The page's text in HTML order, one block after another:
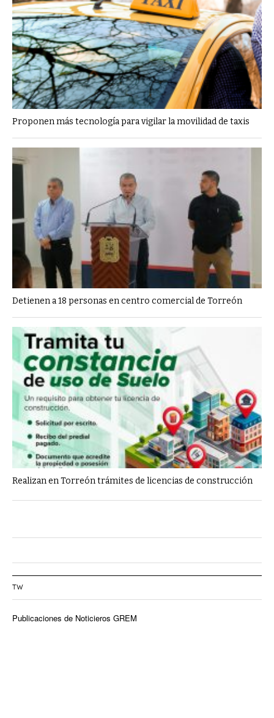
Proponen más tecnología para vigilar la movilidad de taxis
Detienen a 18 personas en centro comercial de Torreón
Realizan en Torreón trámites de licencias de construcción
TW
Publicaciones de Noticieros GREM